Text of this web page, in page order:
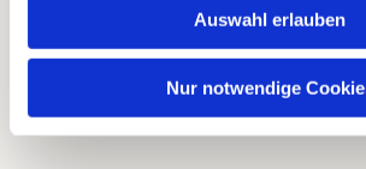
Auswahl erlauben
Nur notwendige
Download